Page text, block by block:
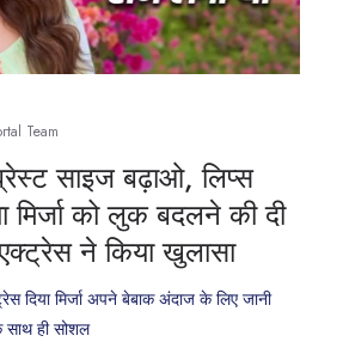
Team
साइज बढ़ाओ, लिप्स
मिर्जा को लुक बदलने की दी
ने किया खुलासा
दिया मिर्जा अपने बेबाक अंदाज के लिए जानी
साथ ही सोशल